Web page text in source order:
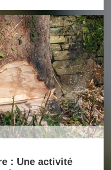
: Une activité